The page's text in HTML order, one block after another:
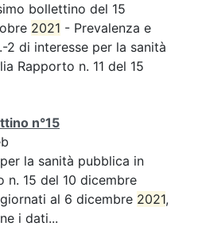
bollettino del 15
2021 - Prevalenza e
2 di interesse per la sanità
Rapporto n. 11 del 15
n°15
la sanità pubblica in
n. 15 del 10 dicembre
al 6 dicembre 2021,
i dati...